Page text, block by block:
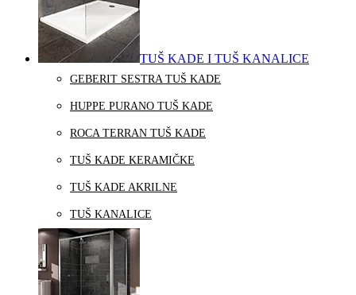
TUŠ KADE I TUŠ KANALICE
GEBERIT SESTRA TUŠ KADE
HUPPE PURANO TUŠ KADE
ROCA TERRAN TUŠ KADE
TUŠ KADE KERAMIČKE
TUŠ KADE AKRILNE
TUŠ KANALICE